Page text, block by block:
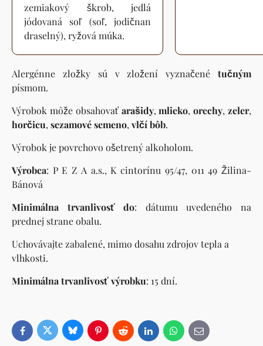
zemiakový škrob, jedlá
jódovaná soľ (soľ, jodičnan
draselný), ryžová múka.
Alergénne zložky sú v zložení vyznačené tučným
písmom.
Výrobok môže obsahovaťarašidy,mlieko, orechy, zeler,
horčicu, sezamové semeno, vlčí bôb.
Výrobok je povrchovo ošetrený alkoholom.
Výrobca: P E Z A a.s., K cintorínu 95/47, 011 49 Žilina-
Bánová
Minimálna trvanlivosť do: dátumu uvedeného na
prednej strane obalu.
Uchovávajte zabalené, mimo dosahu zdrojov tepla a
vlhkosti.
Minimálna trvanlivosť výrobku: 15 dní.
FacebookTwitterBlueskyPinterestReddit LinkedInWhatsApp
E-
mail